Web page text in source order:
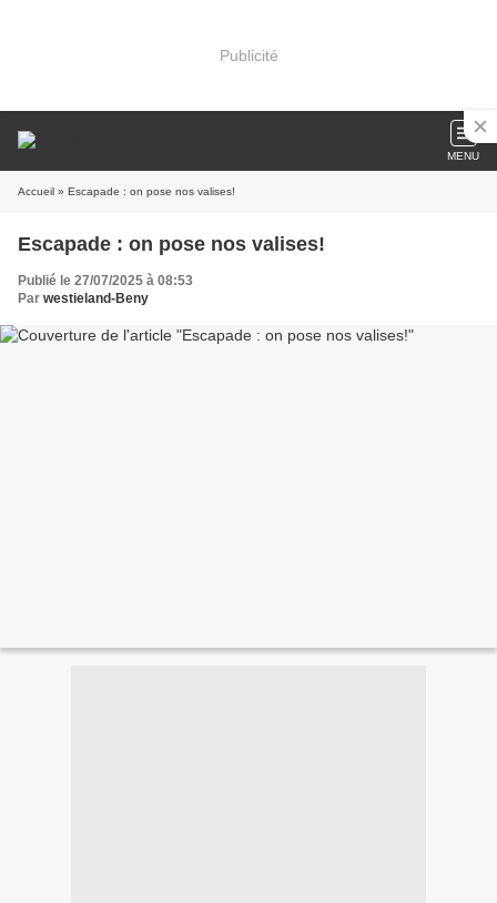
Publicité
MENU
Accueil » Escapade : on pose nos valises!
Escapade : on pose nos valises!
Publié le 27/07/2025 à 08:53
Par westieland-Beny